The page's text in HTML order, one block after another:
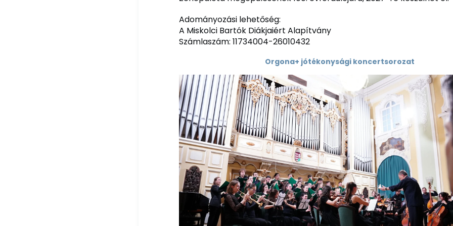
Adományozási lehetőség:
A Miskolci Bartók Diákjaiért Alapítvány
Számlaszám: 11734004-26010432
Orgona+ jótékonysági koncertsorozat